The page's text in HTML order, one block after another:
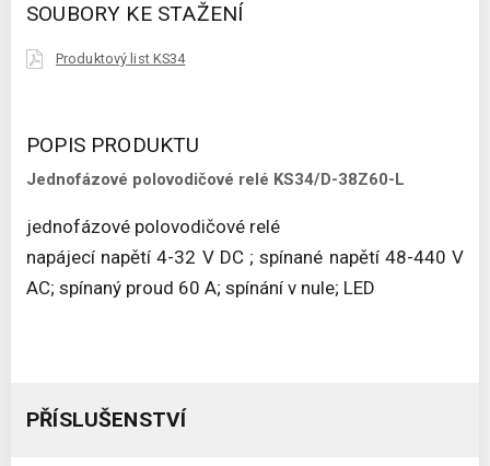
SOUBORY KE STAŽENÍ
Produktový list KS34
POPIS PRODUKTU
Jednofázové polovodičové relé KS34/D-38Z60-L
jednofázové polovodičové relé
napájecí napětí 4-32 V DC ; spínané napětí 48-440 V
AC; spínaný proud 60 A; spínání v nule; LED
PŘÍSLUŠENSTVÍ